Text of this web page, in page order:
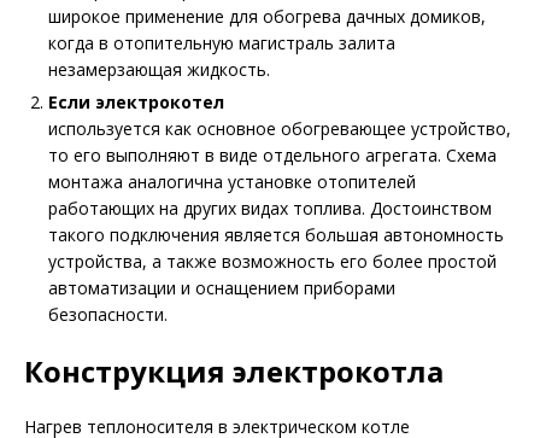
широкое применение для обогрева дачных домиков,
когда в отопительную магистраль залита
незамерзающая жидкость.
Если электрокотел
используется как основное обогревающее устройство,
то его выполняют в виде отдельного агрегата. Схема
монтажа аналогична установке отопителей
работающих на других видах топлива. Достоинством
такого подключения является большая автономность
устройства, а также возможность его более простой
автоматизации и оснащением приборами
безопасности.
Конструкция электрокотла
Нагрев теплоносителя в электрическом котле